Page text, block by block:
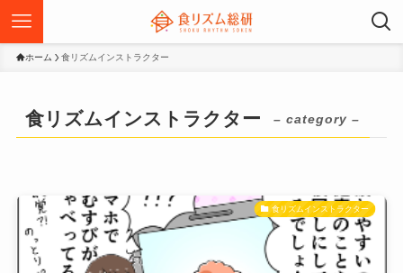
ホーム 食リズムインストラクター
食リズムインストラクター – category –
食リズムインストラクター